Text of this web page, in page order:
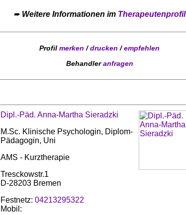
➨ Weitere Informationen im Therapeutenprofil
Profil merken /drucken /empfehlen
Behandleranfragen
Dipl.-Päd. Anna-Martha Sieradzki
M.Sc. Klinische Psychologin, Diplom-
Pädagogin, Uni
AMS - Kurztherapie
Tresckowstr.1
D-28203 Bremen
Festnetz: 04213295322
Mobil: